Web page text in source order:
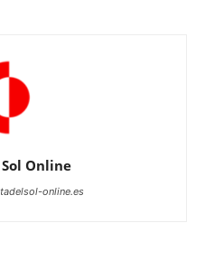
Online
online.es